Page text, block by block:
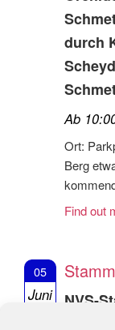
durch
Ab
Ort:
Berg
Find out
05
Juni
NVS-